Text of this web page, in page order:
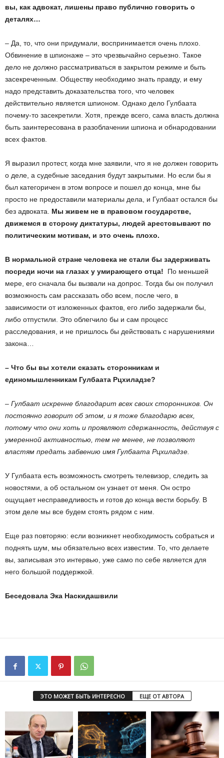
вы, как адвокат, лишены право публично говорить о
деталях…
– Да, то, что они придумали, воспринимается очень плохо.
Обвинение в шпионаже – это чрезвычайно серьезно. Такое
дело не должно рассматриваться в закрытом режиме и быть
засекреченным. Обществу необходимо знать правду, и ему
надо представить доказательства того, что человек
действительно является шпионом. Однако дело Гулбаата
почему-то засекретили. Хотя, прежде всего, сама власть должна
быть заинтересована в разоблачении шпиона и обнародовании
всех фактов.
Я выразил протест, когда мне заявили, что я не должен говорить
о деле, а судебные заседания будут закрытыми. Но если бы я
был категоричен в этом вопросе и пошел до конца, мне бы
просто не предоставили материалы дела, и Гулбаат остался бы
без адвоката. Мы живем не в правовом государстве,
движемся в сторону диктатуры, людей арестовывают по
политическим мотивам, и это очень плохо.
В нормальной стране человека не стали бы задерживать
посреди ночи на глазах у умирающего отца!
По меньшей
мере, его сначала бы вызвали на допрос. Тогда бы он получил
возможность сам рассказать обо всем, после чего, в
зависимости от изложенных фактов, его либо задержали бы,
либо отпустили. Это облегчило бы и сам процесс
расследования, и не пришлось бы действовать с нарушениями
закона…
– Что бы вы хотели сказать сторонникам и
единомышленникам Гулбаата Рцхиладзе?
– Гулбаат искренне благодарит всех своих сторонников. Он
постоянно говорит об этом, и я тоже благодарю всех,
потому что они хоть и проявляют сдержанность, действуя с
умеренной активностью, тем не менее, не позволяют
властям предать забвению имя Гулбаата Рцхиладзе.
У Гулбаата есть возможность смотреть телевизор, следить за
новостями, а об остальном он узнает от меня. Он остро
ощущает несправедливость и готов до конца вести борьбу. В
этом деле мы все будем стоять рядом с ним.
Еще раз повторяю: если возникнет необходимость собраться и
поднять шум, мы обязательно всех известим. То, что делаете
вы, записывая это интервью, уже само по себе является для
него большой поддержкой.
Беседовала Эка Наскидашвили
ЭТО МОЖЕТ БЫТЬ ИНТЕРЕСНО ЕЩЕ ОТ АВТОРА